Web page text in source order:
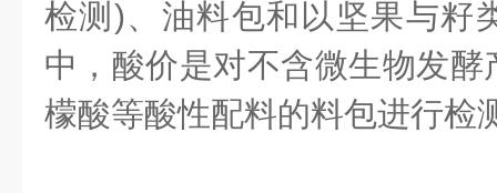
检测)、油料包和以坚果与籽
中，酸价是对不含微生物发
檬酸等酸性配料的料包进行检